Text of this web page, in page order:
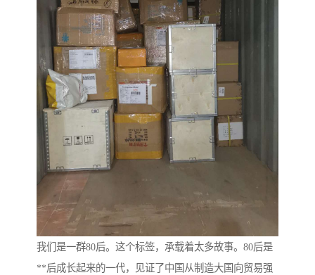
我们是一群80后。这个标签，承载着太多故事。80后是
**后成长起来的一代，见证了中国从制造大国向贸易强